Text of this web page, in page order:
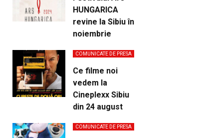
HUNGARICA
revine la Sibiu în
noiembrie
COMUNICATE DE PRESA
Ce filme noi
vedem la
Cineplexx Sibiu
din 24 august
COMUNICATE DE PRESA